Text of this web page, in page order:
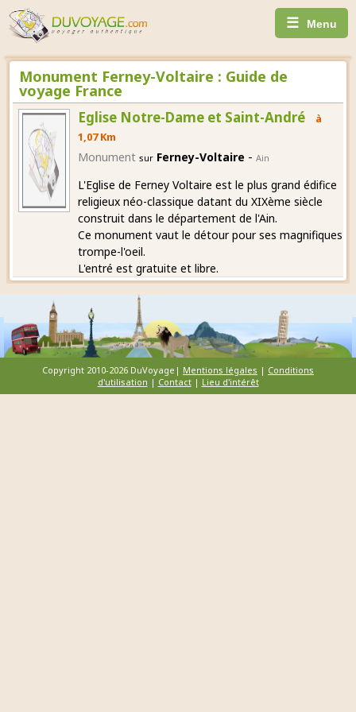
☰ Menu
Monument Ferney-Voltaire : Guide de
voyage France
Eglise Notre-Dame et Saint-André
à
1,07 Km
Monument sur Ferney-Voltaire - Ain
L'Eglise de Ferney Voltaire est le plus grand édifice
religieux néo-classique datant du XIXème siècle
construit dans le département de l'Ain.
Ce monument vaut le détour pour ses magnifiques
trompe-l'oeil.
L'entré est gratuite et libre.
Copyright 2010-2026 DuVoyage| Mentions légales | Conditions
d'utilisation | Contact| Lieu d'intérêt